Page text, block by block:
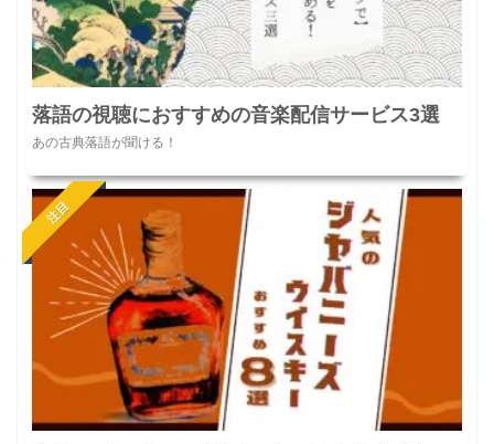
落語の視聴におすすめの音楽配信サービス3選
あの古典落語が聞ける！
注目